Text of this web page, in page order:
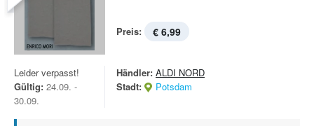
Preis: € 6,99
Leider verpasst!
Gültig: 24.09. -
30.09.
Händler: ALDI NORD
Stadt:
Potsdam